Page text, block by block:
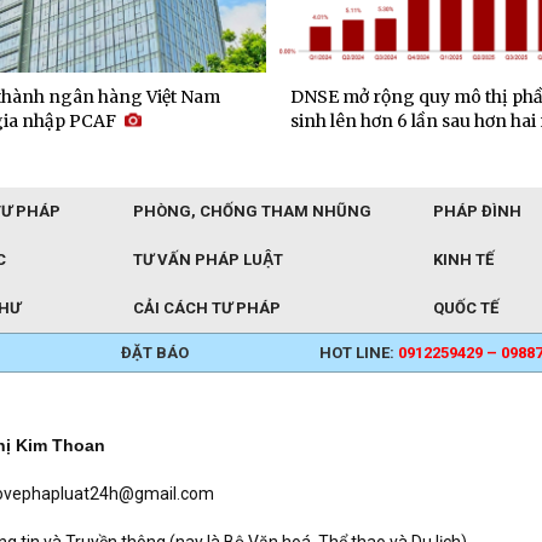
ngân hàng Việt Nam
nhập PCAF
DNSE mở rộng quy mô thị
sinh lên hơn 6 lần sau hơn hai
PHÁP PHÒNG, CHỐNG THAM NHŨNG PHÁP ĐÌNH
TƯ VẤN PHÁP LUẬT KINH TẾ
CẢI CÁCH TƯ PHÁP QUỐC TẾ
ĐẶT BÁO HOT LINE: 0912259429 –
Kim Thoan